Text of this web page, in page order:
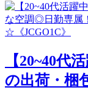
【20~40代
の出荷・梱